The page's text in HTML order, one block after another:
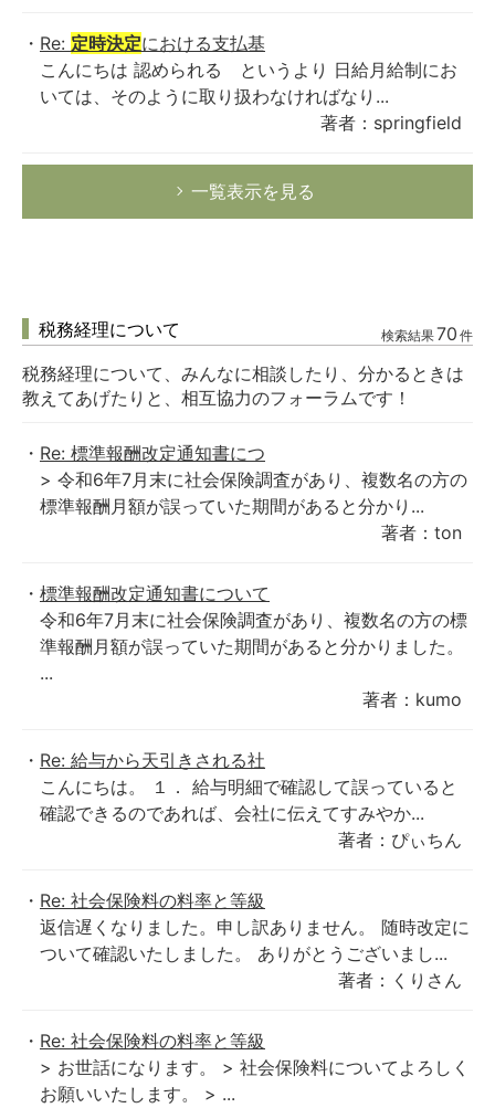
Re: 定時決定における支払基
こんにちは 認められる というより 日給月給制にお
いては、そのように取り扱わなければなり...
著者：springfield
一覧表示を見る
税務経理について 検索結果70 件
税務経理について、みんなに相談したり、分かるときは
教えてあげたりと、相互協力のフォーラムです！
Re: 標準報酬改定通知書につ
> 令和6年7月末に社会保険調査があり、複数名の方の
標準報酬月額が誤っていた期間があると分かり...
著者：ton
標準報酬改定通知書について
令和6年7月末に社会保険調査があり、複数名の方の標
準報酬月額が誤っていた期間があると分かりました。
...
著者：kumo
Re: 給与から天引きされる社
こんにちは。 １． 給与明細で確認して誤っていると
確認できるのであれば、会社に伝えてすみやか...
著者：ぴぃちん
Re: 社会保険料の料率と等級
返信遅くなりました。申し訳ありません。 随時改定に
ついて確認いたしました。 ありがとうございまし...
著者：くりさん
Re: 社会保険料の料率と等級
> お世話になります。 > 社会保険料についてよろしく
お願いいたします。 > ...